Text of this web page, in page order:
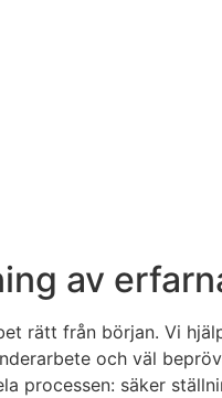
av
rätt från början. Vi
och väl
processen: säker